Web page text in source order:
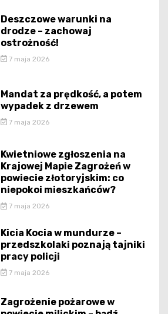
Deszczowe warunki na
drodze – zachowaj
ostrożność!
7 maja 2026
Mandat za prędkość, a potem
wypadek z drzewem
7 maja 2026
Kwietniowe zgłoszenia na
Krajowej Mapie Zagrożeń w
powiecie złotoryjskim: co
niepokoi mieszkańców?
7 maja 2026
Kicia Kocia w mundurze –
przedszkolaki poznają tajniki
pracy policji
7 maja 2026
Zagrożenie pożarowe w